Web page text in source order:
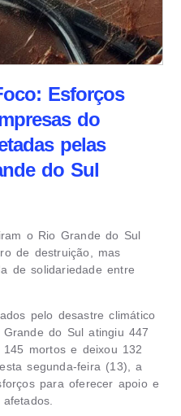
Esforços
do
pelas
do Sul
o Rio Grande do Sul
de destruição, mas
de solidariedade entre
pelo desastre climático
do Sul atingiu 447
mortos e deixou 132
segunda-feira (13), a
para oferecer apoio e